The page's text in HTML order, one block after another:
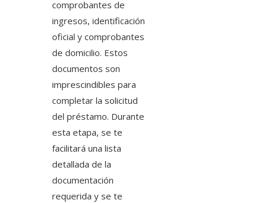
comprobantes de
ingresos, identificación
oficial y comprobantes
de domicilio. Estos
documentos son
imprescindibles para
completar la solicitud
del préstamo. Durante
esta etapa, se te
facilitará una lista
detallada de la
documentación
requerida y se te